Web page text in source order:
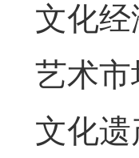
文化
艺术
文化